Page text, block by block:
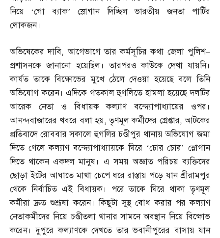
নিয়ে ‘গো ব্যাক’ স্লোগান দিচ্ছিল ভারতীয় জনতা পার্টির
লোকজন।
অভিষেকের দাবি,আগেভাগে তার কর্মসূচির কথা জেলা পুলিশ–
প্রশাসনকে জানানো হয়েছিল। তারপরও কাউকে দেখা যায়নি।
কার্যত তাকে বিক্ষোভের মুখে ঠেলে দেওয়া হয়েছে বলে তিনি
অভিযোগ করেন। এদিকে গতকাল হুগলিতে হামলা হয়েছে দলটির
আরেক নেতা ও বিধায়ক কল্যাণ বন্দ্যোপাধ্যায়ের ওপর।
আনন্দবাজারের খবরে বলা হয়,তৃণমূল কর্মীদের গ্রেপ্তার,আটকের
প্রতিবাদে রোববার সকালে হুগলির চণ্ডীপুর থানায় অভিযোগ জমা
দিতে গেলে কল্যাণ বন্দ্যোপাধ্যায়কে ঘিরে ‘চোর চোর’ স্লোগান
দিতে থাকেন একদল মানুষ। এ সময় অজ্ঞাত পরিচয় ব্যক্তিদের
ছোড়া ইটের আঘাতে মাথা চেপে ধরে রাস্তায় পড়ে যান শ্রীরামপুর
থেকে নির্বাচিত এই বিধায়ক। পরে তাকে ঘিরে থাকা তৃণমূল
কর্মীরা দ্রুত শুশ্রূষা করেন। কিছুটা সুস্থ বোধ করার পর কল্যাণ
নেতাকর্মীদের নিয়ে চণ্ডীতলা থানার সামনে অবস্থান নিয়ে বিক্ষোভ
করেন। দুপুরে কল্যাণকে দেখতে তার ভবানীপুরের বাসায় যান